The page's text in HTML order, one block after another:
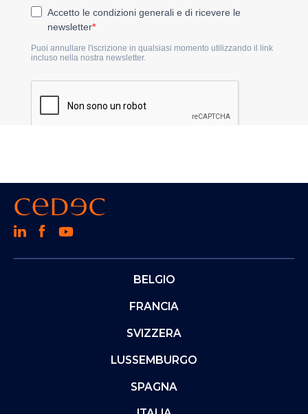
BELGIO
FRANCIA
SVIZZERA
LUSSEMBURGO
SPAGNA